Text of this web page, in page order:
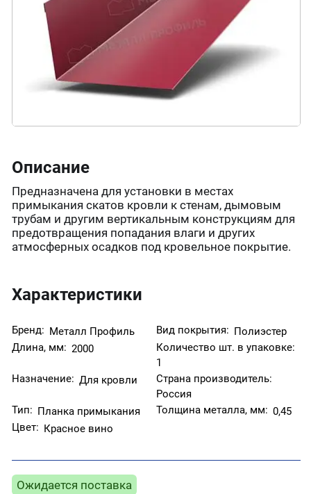
Описание
Предназначена для установки в местах
примыкания скатов кровли к стенам, дымовым
трубам и другим вертикальным конструкциям для
предотвращения попадания влаги и других
атмосферных осадков под кровельное покрытие.
Характеристики
Бренд: Металл Профиль Вид покрытия: Полиэстер
Длина, мм: 2000
Количество шт. в упаковке:
1
Назначение: Для кровли
Страна производитель:
Россия
Тип: Планка примыкания Толщина металла, мм: 0,45
Цвет: Красное вино
Ожидается поставка